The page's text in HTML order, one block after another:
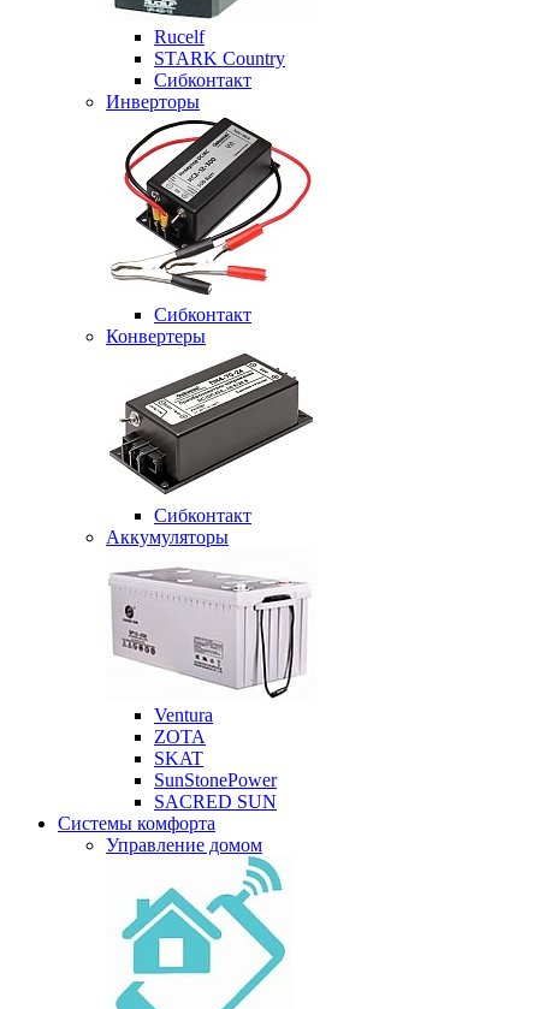
Rucelf
STARK Country
Сибконтакт
Инверторы
Сибконтакт
Конвертеры
Сибконтакт
Аккумуляторы
Ventura
ZOTA
SKAT
SunStonePower
SACRED SUN
Системы комфорта
Управление домом